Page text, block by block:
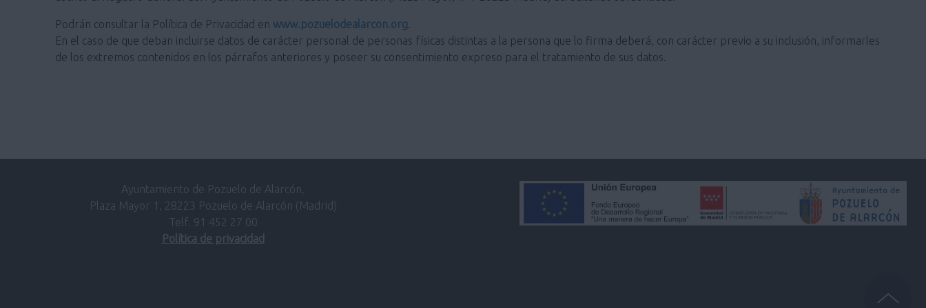
Podrán consultar la Política de Privacidad en www.pozuelodealarcon.org.
En el caso de que deban incluirse datos de carácter personal de personas físicas distintas a la persona que lo firma deberá, con carácter previo a su inclusión, informarles
de los extremos contenidos en los párrafos anteriores y poseer su consentimiento expreso para el tratamiento de sus datos.
Ayuntamiento de Pozuelo de Alarcón.
Plaza Mayor 1, 28223 Pozuelo de Alarcón (Madrid)
Telf. 91 452 27 00
Política de privacidad